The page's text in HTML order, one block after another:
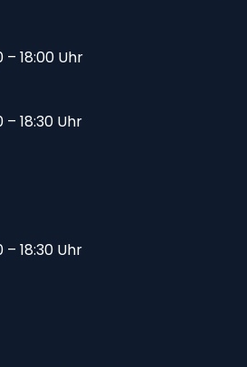
– 18:00 Uhr
– 18:30 Uhr
– 18:30 Uhr